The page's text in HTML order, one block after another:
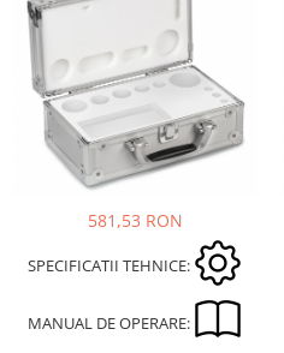
581,53 RON
SPECIFICATII TEHNICE:
MANUAL DE OPERARE: